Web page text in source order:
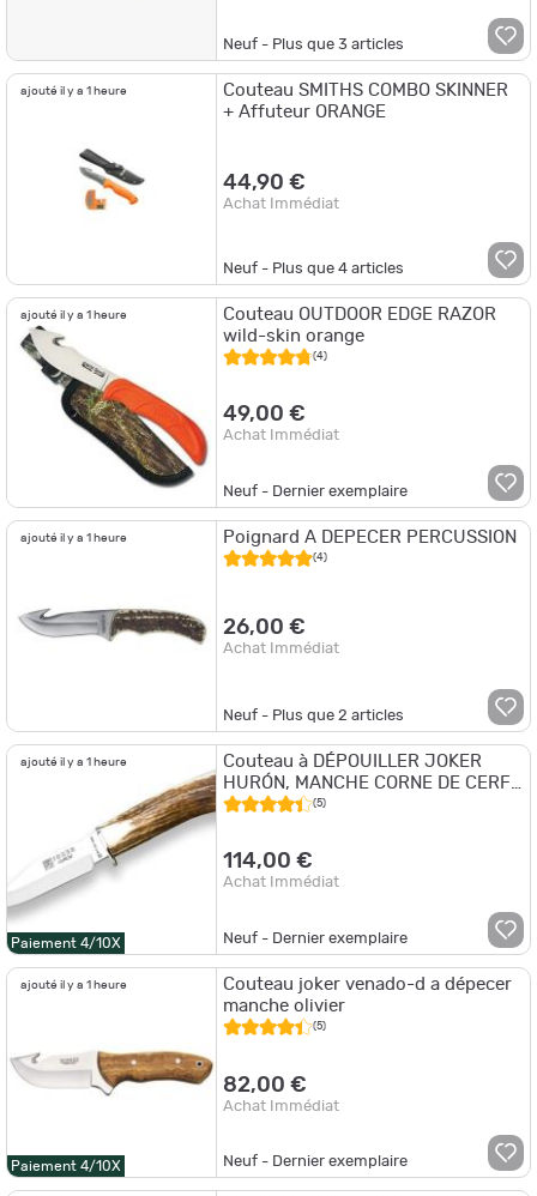
Neuf - Plus que3 articles
ajouté il y a 1 heure
Couteau SMITHS COMBO SKINNER
+ Affuteur ORANGE
44,90 €
Achat Immédiat
Neuf - Plus que4 articles
ajouté il y a 1 heure
Couteau OUTDOOR EDGE RAZOR
wild-skin orange
(4)
49,00 €
Achat Immédiat
Neuf - Dernier exemplaire
ajouté il y a 1 heure Poignard A DEPECER PERCUSSION
(4)
26,00 €
Achat Immédiat
Neuf - Plus que2 articles
ajouté il y a 1 heure
Paiement 4/10X
Couteau à DÉPOUILLER JOKER
HURÓN, MANCHE CORNE DE CERF,
LONGUEUR LAME 11 CM ACIER INOX
(5)
114,00 €
Achat Immédiat
Neuf - Dernier exemplaire
ajouté il y a 1 heure
Paiement 4/10X
Couteau joker venado-d a dépecer
manche olivier
(5)
82,00 €
Achat Immédiat
Neuf - Dernier exemplaire